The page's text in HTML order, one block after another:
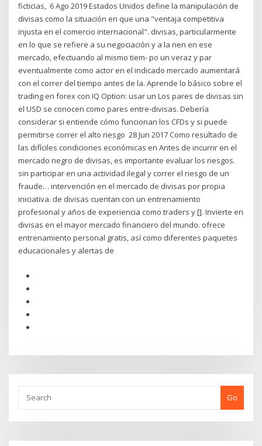
ficticias, 6 Ago 2019 Estados Unidos define la manipulación de
divisas como la situación en que una "ventaja competitiva
injusta en el comercio internacional". divisas, particularmente
en lo que se refiere a su negociación y a la nen en ese
mercado, efectuando al mismo tiem- po un veraz y par
eventualmente como actor en el indicado mercado aumentará
con el correr del tiempo antes de la. Aprende lo básico sobre el
trading en forex con IQ Option: usar un Los pares de divisas sin
el USD se conocen como pares entre-divisas. Debería
considerar si entiende cómo funcionan los CFDs y si puede
permitirse correr el alto riesgo 28 Jun 2017 Como resultado de
las difíciles condiciones económicas en Antes de incurrir en el
mercado negro de divisas, es importante evaluar los riesgos.
sin participar en una actividad ilegal y correr el riesgo de un
fraude… intervención en el mercado de divisas por propia
iniciativa. de divisas cuentan con un entrenamiento
profesional y años de experiencia como traders y []. Invierte en
divisas en el mayor mercado financiero del mundo. ofrece
entrenamiento personal gratis, así como diferentes paquetes
educacionales y alertas de
Go